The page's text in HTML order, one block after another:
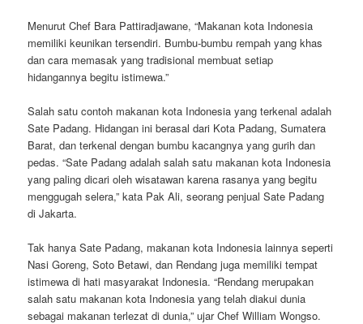
Menurut Chef Bara Pattiradjawane, “Makanan kota Indonesia
memiliki keunikan tersendiri. Bumbu-bumbu rempah yang khas
dan cara memasak yang tradisional membuat setiap
hidangannya begitu istimewa.”
Salah satu contoh makanan kota Indonesia yang terkenal adalah
Sate Padang. Hidangan ini berasal dari Kota Padang, Sumatera
Barat, dan terkenal dengan bumbu kacangnya yang gurih dan
pedas. “Sate Padang adalah salah satu makanan kota Indonesia
yang paling dicari oleh wisatawan karena rasanya yang begitu
menggugah selera,” kata Pak Ali, seorang penjual Sate Padang
di Jakarta.
Tak hanya Sate Padang, makanan kota Indonesia lainnya seperti
Nasi Goreng, Soto Betawi, dan Rendang juga memiliki tempat
istimewa di hati masyarakat Indonesia. “Rendang merupakan
salah satu makanan kota Indonesia yang telah diakui dunia
sebagai makanan terlezat di dunia,” ujar Chef William Wongso.